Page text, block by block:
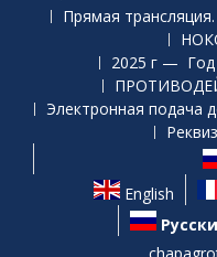
Прямая
2025 г — Год
Электронная подача
English